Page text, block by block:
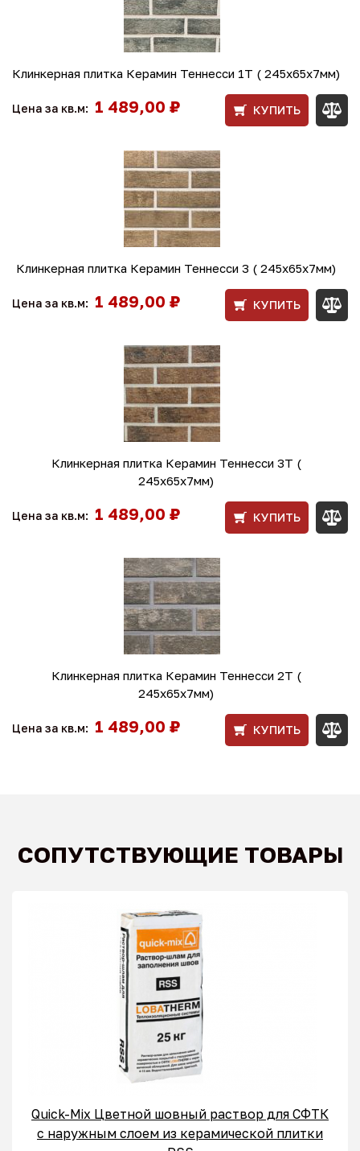
Клинкерная плитка Керамин Теннесси 1Т ( 245x65x7мм)
Цена за кв.м: 1 489,00 ₽ КУПИТЬ
Клинкерная плитка Керамин Теннесси 3 ( 245x65x7мм)
Цена за кв.м: 1 489,00 ₽ КУПИТЬ
Клинкерная плитка Керамин Теннесси 3T (
245x65x7мм)
Цена за кв.м: 1 489,00 ₽ КУПИТЬ
Клинкерная плитка Керамин Теннесси 2Т (
245x65x7мм)
Цена за кв.м: 1 489,00 ₽ КУПИТЬ
СОПУТСТВУЮЩИЕ ТОВАРЫ
Quick-Mix Цветной шовный раствор для СФТК
с наружным слоем из керамической плитки